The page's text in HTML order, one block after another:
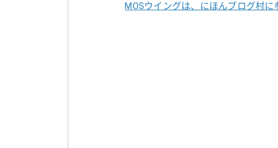
MOSウイングは、にほんブログ村に